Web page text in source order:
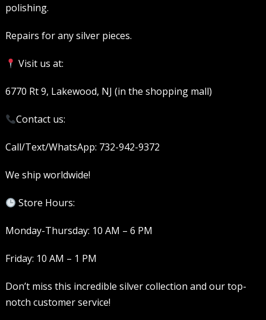
polishing.
Repairs for any silver pieces.
Visit us at:
6770 Rt 9, Lakewood, NJ (in the shopping mall)
Contact us:
Call/Text/WhatsApp: 732-942-9372
We ship worldwide!
Store Hours:
Monday-Thursday: 10 AM – 6 PM
Friday: 10 AM – 1 PM
Don’t miss this incredible silver collection and our top-
notch customer service!